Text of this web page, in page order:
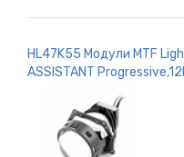
HL47K55 Модули MTF
ASSISTANT